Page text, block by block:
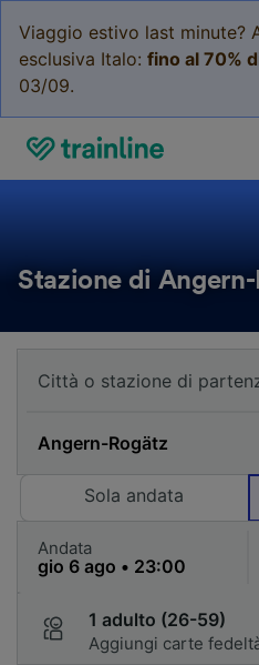
Viaggio estivo last minute?
esclusiva Italo: fino al 70%
03/09.
Stazione di Angern-
Sola andata
Andata
1 adulto (26-59)
Aggiungi carte